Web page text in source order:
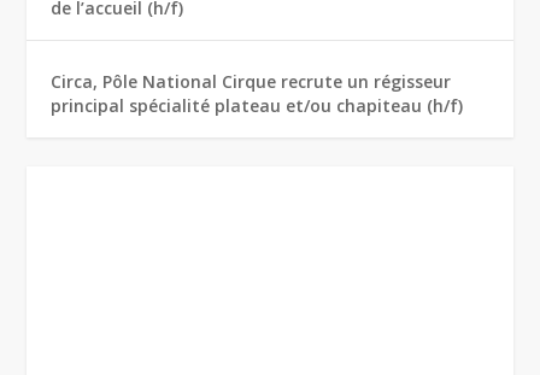
de l’accueil (h/f)
Circa, Pôle National Cirque recrute un régisseur
principal spécialité plateau et/ou chapiteau (h/f)